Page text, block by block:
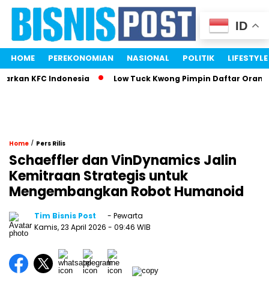
HOME PEREKONOMIAN NASIONAL POLITIK LIFESTYLE
KFC Indonesia Low Tuck Kwong Pimpin Daftar Orang
Home / Pers Rilis
Schaeffler dan VinDynamics Jalin
Kemitraan Strategis untuk
Mengembangkan Robot Humanoid
Tim Bisnis Post
- Pewarta
Kamis, 23 April 2026 - 09:46 WIB
ID